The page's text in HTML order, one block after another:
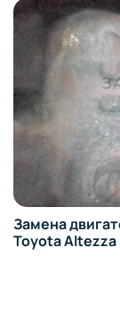
Замена
Toyota Altezza